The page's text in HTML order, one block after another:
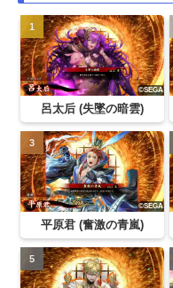
呂太后 (失墜の暗雲)
平原君 (奮激の青嵐)